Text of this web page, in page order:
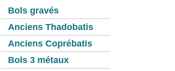
Bols gravés
Anciens Thadobatis
Anciens Coprébatis
Bols 3 métaux